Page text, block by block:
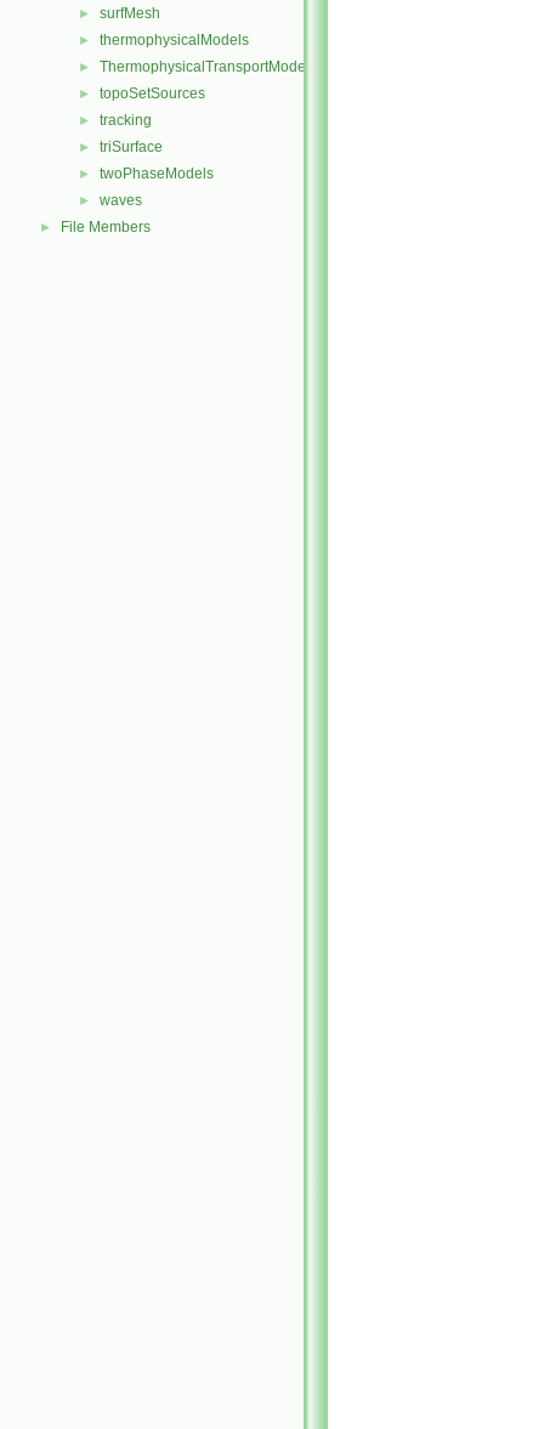
► surfMesh
► thermophysicalModels
► ThermophysicalTransportModels
► topoSetSources
► tracking
► triSurface
► twoPhaseModels
► waves
► File Members